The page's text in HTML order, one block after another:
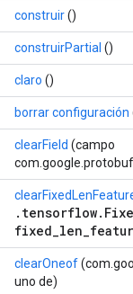
construir()
construirPartial ()
claro ()
borrar configuración
clearField (campo
clearOneof
uno de)